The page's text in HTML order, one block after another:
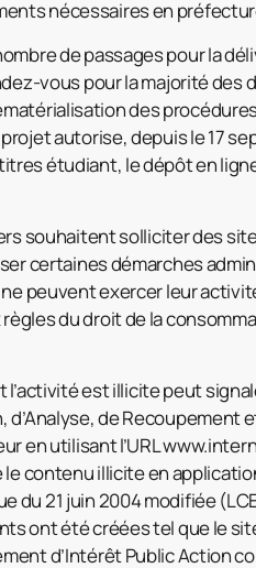
nécessaires en
de passages pour la
vous pour la majorité des
des
autorise, depuis le 17
étudiant, le dépôt en
souhaitent solliciter des
certaines démarches
peuvent exercer leur
du droit de la
l’activité est illicite peut
d’Analyse, de Recoupement
en utilisant l’URL
contenu illicite en
du 21 juin 2004 modifiée
ont été créées tel que le site
d’Intérêt Public Action